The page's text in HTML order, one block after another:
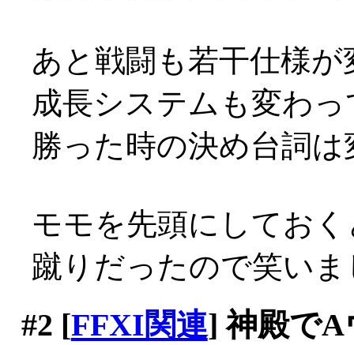
あと戦闘も若干仕様
成長システムも変わ
勝った時の決め台詞
モモを先頭にしてお
蹴りだったので笑い
#2 [FFXI関連] 神殿で